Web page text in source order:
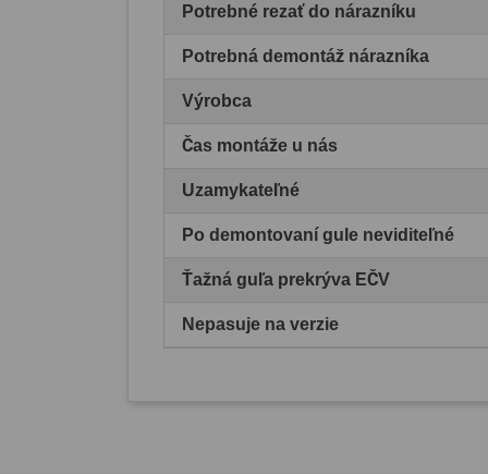
Potrebné rezať do nárazníku
Potrebná demontáž nárazníka
Výrobca
Čas montáže u nás
Uzamykateľné
Po demontovaní gule neviditeľné
Ťažná guľa prekrýva EČV
Nepasuje na verzie